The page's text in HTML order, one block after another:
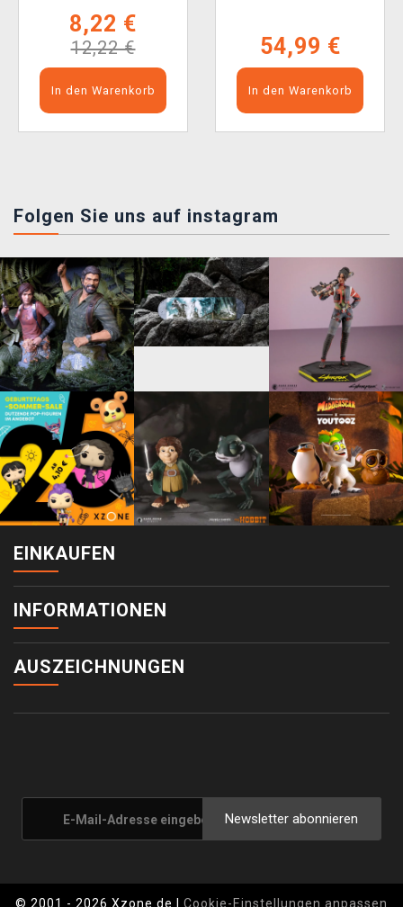
8,22 €
12,22 €
In den Warenkorb
54,99 €
In den Warenkorb
Folgen Sie uns auf instagram
EINKAUFEN
INFORMATIONEN
AUSZEICHNUNGEN
Newsletter abonnieren
© 2001 - 2026 Xzone.de | Cookie-Einstellungen anpassen